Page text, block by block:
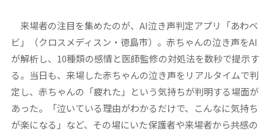
来場者の注目を集めたのが、AI泣き声判定アプリ「あわベ
ビ」（クロスメディスン・徳島市）。赤ちゃんの泣き声をAI
が解析し、10種類の感情と医師監修の対処法を数秒で提示す
る。当日も、来場した赤ちゃんの泣き声をリアルタイムで判
定し、赤ちゃんの「疲れた」という気持ちが判明する場面が
あった。「泣いている理由がわかるだけで、こんなに気持ち
が楽になる」など、その場にいた保護者や来場者から共感の